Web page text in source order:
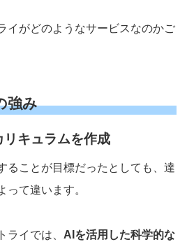
イがどのようなサービスなのかご
強み
キュラムを作成
ることが目標だったとしても、達
って違います。
ライでは、 AIを活用した科学的な